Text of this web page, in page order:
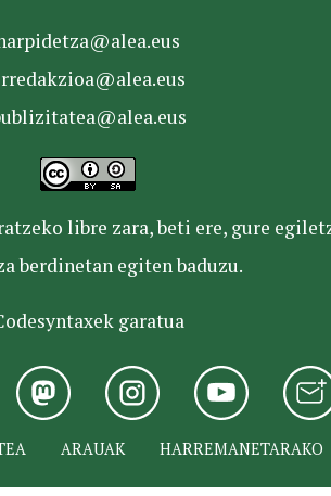
libre zara, beti ere, gure
berdinetan egiten baduzu.
garatua
ARAUAK HARREMANETARAKO